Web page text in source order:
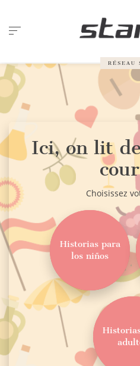
RÉSEAU
Ici, on lit
Choisissez
Historias para
los niños